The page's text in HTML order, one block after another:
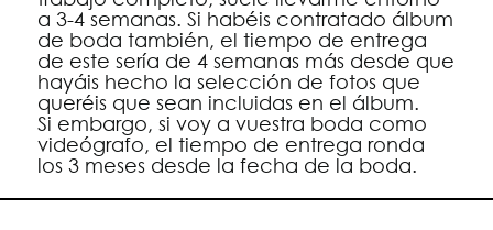
a 3-4 semanas. Si habéis contratado álbum
de boda también, el tiempo de entrega
de este sería de 4 semanas más desde que
hayáis hecho la selección de fotos que
queréis que sean incluidas en el álbum.
Si embargo, si voy a vuestra boda como
videógrafo, el tiempo de entrega ronda
los 3 meses desde la fecha de la boda.